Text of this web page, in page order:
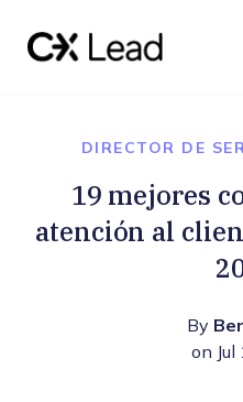
DIRECTOR DE
19 mejores
atención al
By
on Jul